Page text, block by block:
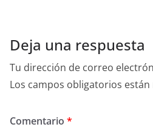
Deja una respuesta
Tu dirección de correo
Los campos obligatorios
Comentario *